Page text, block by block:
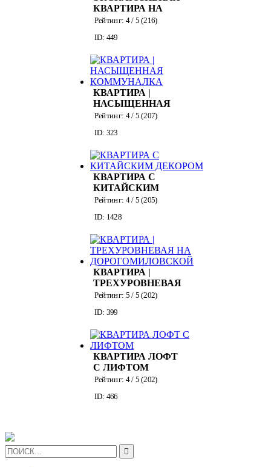
КВАРТИРА НА
НИКИТСКОЙ
Рейтинг: 4/ 5 (216)
ID: 449
КВАРТИРА |
НАСЫЩЕННАЯ
КОММУНАЛКА
Рейтинг: 4/ 5 (207)
ID: 323
КВАРТИРА С
КИТАЙСКИМ
ДЕКОРОМ
Рейтинг: 4/ 5 (205)
ID: 1428
КВАРТИРА |
ТРЕХУРОВНЕВАЯ
НА
Рейтинг: 5/ 5 (202)
ID: 399
КВАРТИРА ЛОФТ
С ЛИФТОМ
Рейтинг: 4/ 5 (202)
ID: 466
